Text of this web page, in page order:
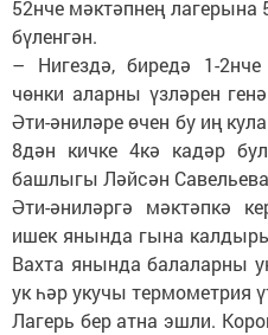
52нче мәктәпнең лагерына
бүленгән.
– Нигездә, биредә 1-
чөнки аларны үзләрен
Әти-әниләре өчен бу иң
8дән кичке 4кә кадәр
башлыгы Ләйсән
Әти-әниләргә мәктәпкә
ишек янында гына
Вахта янында балаларны
ук һәр укучы термометрия
Лагерь бер атна эшли.